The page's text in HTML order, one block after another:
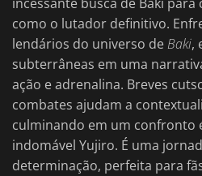
como o lutador definitivo.
lendários do universo deBaki,
subterrâneas em uma
ação e adrenalina. Breves
combates ajudam a
culminando em um confronto
indomável Yujiro. É uma
determinação, perfeita para